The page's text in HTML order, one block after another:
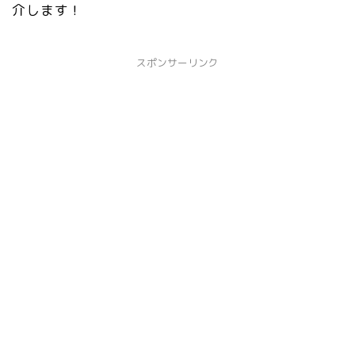
介します！
スポンサーリンク